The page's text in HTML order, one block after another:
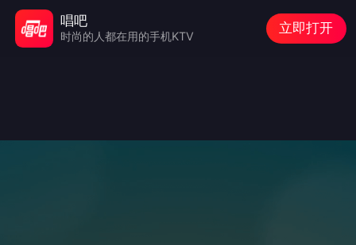
唱吧
时尚的人都在用的手机KTV
立即打开